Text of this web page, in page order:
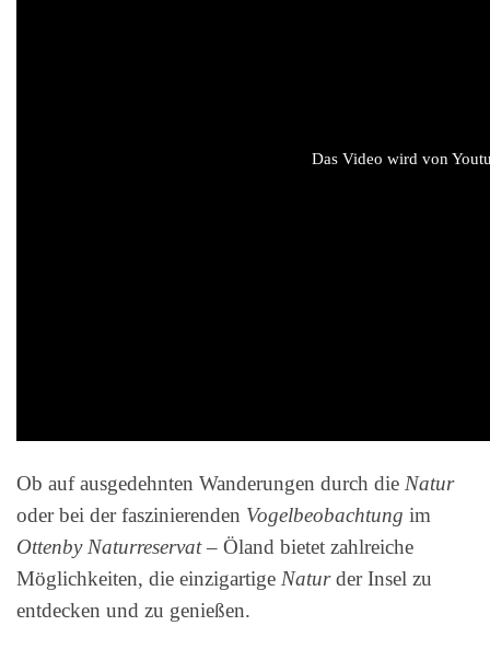
Das Video wird von
Ob auf ausgedehnten Wanderungen durch die Natur
oder bei der faszinierenden Vogelbeobachtung im
Ottenby Naturreservat– Öland bietet zahlreiche
Möglichkeiten, die einzigartige Naturder Insel zu
entdecken und zu genießen.